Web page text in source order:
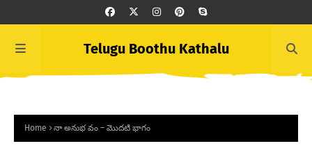
Telugu Boothu Kathalu
Home నా అనుభ వం – మొదటి భాగం